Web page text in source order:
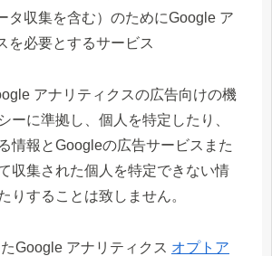
タ収集を含む）のためにGoogle ア
を必要とするサービス
アナリティクスの広告向けの機
ーに準拠し、個人を特定したり、
情報とGoogleの広告サービスまた
収集された個人を特定できない情
りすることは致しません。
Google アナリティクス オプトア